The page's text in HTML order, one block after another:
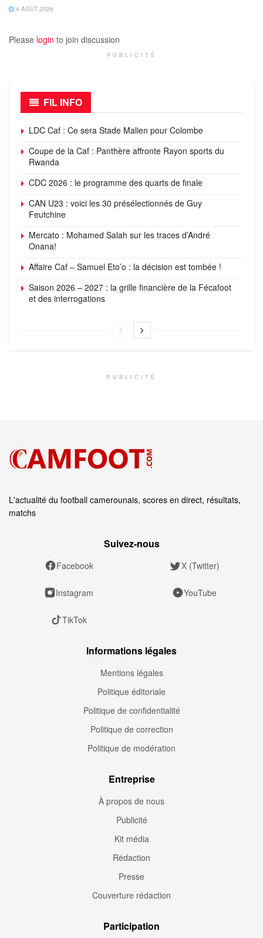
4 AOÛT 2026
Please login to join discussion
PUBLICITÉ
FIL INFO
LDC Caf : Ce sera Stade Malien pour Colombe
Coupe de la Caf : Panthère affronte Rayon sports du
Rwanda
CDC 2026 : le programme des quarts de finale
CAN U23 : voici les 30 présélectionnés de Guy
Feutchine
Mercato : Mohamed Salah sur les traces d’André
Onana!
Affaire Caf – Samuel Eto’o : la décision est tombée !
Saison 2026 – 2027 : la grille financière de la Fécafoot
et des interrogations
PUBLICITÉ
L'actualité du football camerounais, scores en direct, résultats,
matchs
Suivez‑nous
Facebook X (Twitter)
Instagram YouTube
TikTok
Informations légales
Mentions légales
Politique éditoriale
Politique de confidentialité
Politique de correction
Politique de modération
Entreprise
À propos de nous
Publicité
Kit média
Rédaction
Presse
Couverture rédaction
Participation